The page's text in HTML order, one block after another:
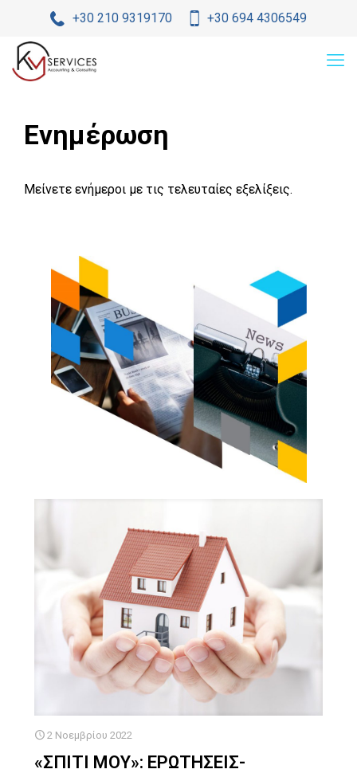
+30 210 9319170 +30 694 4306549
Ενημέρωση
Μείνετε ενήμεροι με τις τελευταίες εξελίξεις.
2 Νοεμβρίου 2022
«ΣΠΙΤΙ ΜΟΥ»: ΕΡΩΤΗΣΕΙΣ-